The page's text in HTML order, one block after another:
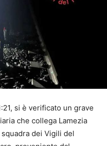
si è verificato un grave
che collega Lamezia
dei Vigili del